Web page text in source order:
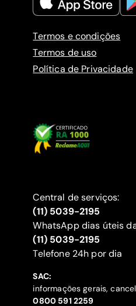
Termos e condições
Termos de uso
Política de Privacidade
Central de serviços:
(11) 5039-2195
WhatsApp dias úteis
(11) 5039-2195
‍Telefone 24h por dia
SAC:
informações gerais,
‍0800 591 2259